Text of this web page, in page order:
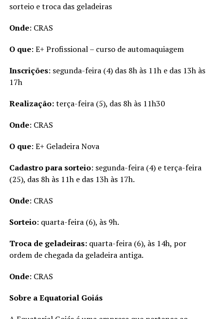
sorteio e troca das geladeiras
Onde: CRAS
O que: E+ Profissional – curso de automaquiagem
Inscrições: segunda-feira (4) das 8h às 11h e das 13h às
17h
Realização:terça-feira (5), das 8h às 11h30
Onde: CRAS
O que: E+ Geladeira Nova
Cadastro para sorteio: segunda-feira (4) e terça-feira
(25), das 8h às 11h e das 13h às 17h.
Onde: CRAS
Sorteio: quarta-feira (6), às 9h.
Troca de geladeiras: quarta-feira (6), às 14h, por
ordem de chegada da geladeira antiga.
Onde: CRAS
Sobre a Equatorial Goiás